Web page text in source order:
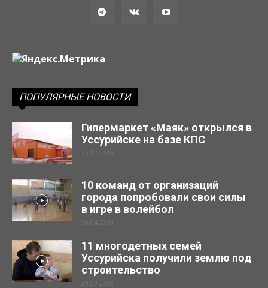
ПОПУЛЯРНЫЕ НОВОСТИ
Гипермаркет «Маяк» открылся в
Уссурийске на базе КПС
23.12.2019
10 команд от организаций
города попробовали свои силы
в игре в волейбол
30.04.2019
11 многодетных семей
Уссурийска получили землю под
строительство
29.03.2019